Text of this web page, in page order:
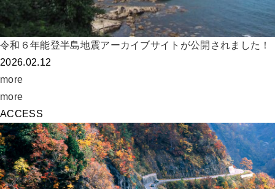
令和６年能登半島地震アーカイブサイトが公開されました！
2026.02.12
more
more
ACCESS